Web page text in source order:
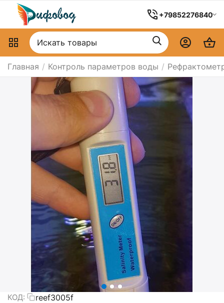
+79852276840
Главная / Контроль параметров воды /
КОД: reef3005f